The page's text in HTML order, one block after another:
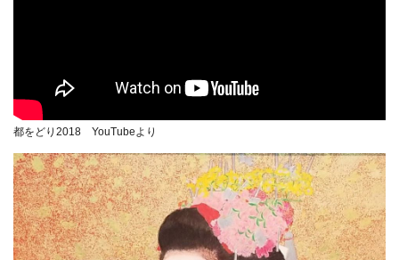
都をどり2018 YouTubeより